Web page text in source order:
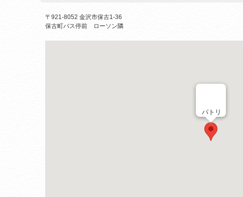
〒921-8052 金沢市保古1-36
保古町バス停前 ローソン隣
パトリ